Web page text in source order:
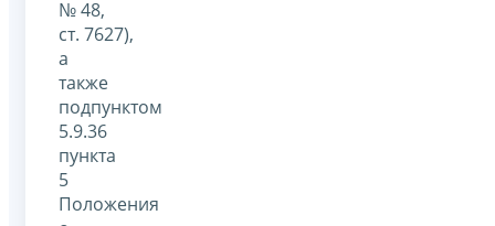
№ 48,
ст. 7627),
а
также
подпунктом
5.9.36
пункта
5
Положения